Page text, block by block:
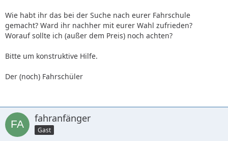
Wie habt ihr das bei der Suche nach eurer Fahrschule
gemacht? Ward ihr nachher mit eurer Wahl zufrieden?
Worauf sollte ich (außer dem Preis) noch achten?
Bitte um konstruktive Hilfe.
Der (noch) Fahrschüler
fahranfänger
Gast